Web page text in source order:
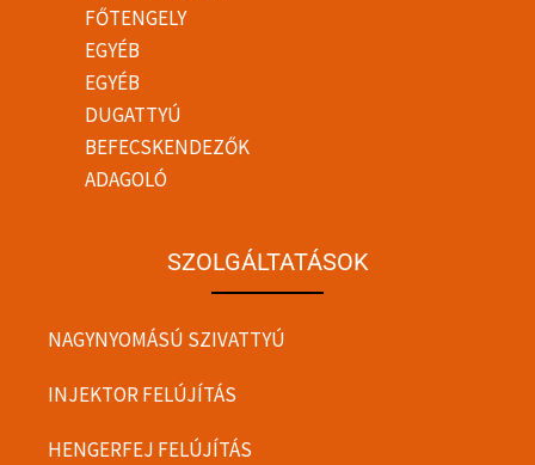
FŐTENGELY
EGYÉB
EGYÉB
DUGATTYÚ
BEFECSKENDEZŐK
ADAGOLÓ
SZOLGÁLTATÁSOK
NAGYNYOMÁSÚ SZIVATTYÚ
INJEKTOR FELÚJÍTÁS
HENGERFEJ FELÚJÍTÁS